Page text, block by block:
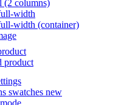
(2 columns)
width
width (container)
product
swatches new